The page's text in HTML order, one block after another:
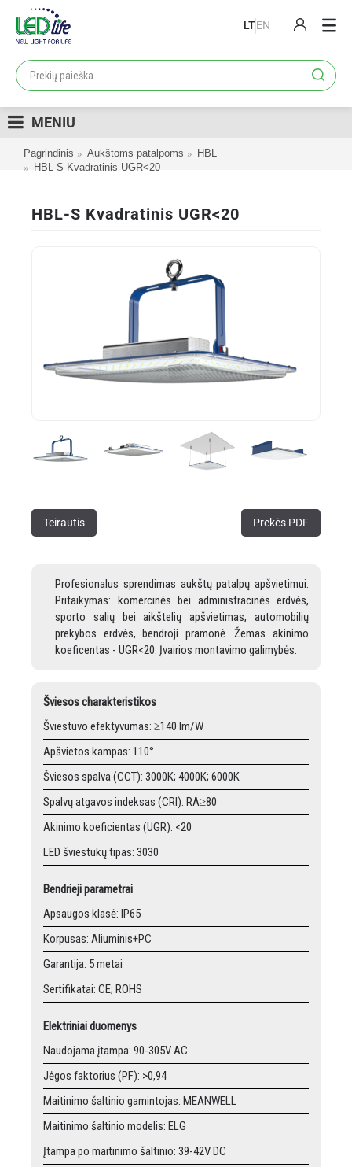
LTEN
PRODUKTAI
LOJALUMO PROGRAMA
KATALOGAI
MENIU
Pagrindinis Aukštoms patalpoms
HBL
HBL-S Kvadratinis UGR<20
HBL-S Kvadratinis UGR<20
Teirautis Prekės PDF
Profesionalus sprendimas aukštų patalpų apšvietimui.
Pritaikymas: komercinės bei administracinės erdvės,
sporto salių bei aikštelių apšvietimas, automobilių
prekybos erdvės, bendroji pramonė. Žemas akinimo
koeficentas - UGR<20. Įvairios montavimo galimybės.
Šviesos charakteristikos
Šviestuvo efektyvumas: ≥140 lm/W
Apšvietos kampas: 110°
Šviesos spalva (CCT): 3000K; 4000K; 6000K
Spalvų atgavos indeksas (CRI): RA≥80
Akinimo koeficientas (UGR): <20
LED šviestukų tipas: 3030
Bendrieji parametrai
Apsaugos klasė: IP65
Korpusas: Aliuminis+PC
Garantija: 5 metai
Sertifikatai: CE; ROHS
Elektriniai duomenys
Naudojama įtampa: 90-305V AC
Jėgos faktorius (PF): >0,94
Maitinimo šaltinio gamintojas: MEANWELL
Maitinimo šaltinio modelis: ELG
Įtampa po maitinimo šaltinio: 39-42V DC